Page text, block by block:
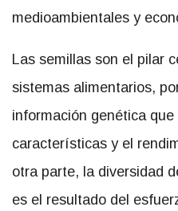
medioambientales y
Las semillas son el pilar
sistemas alimentarios,
información genética
características y el
otra parte, la diversidad
es el resultado del